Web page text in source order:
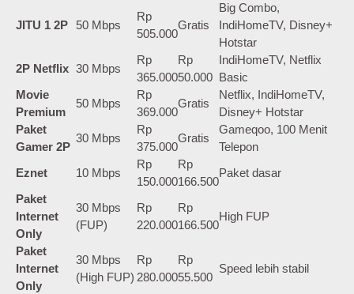
JITU 1 2P 50 Mbps
Rp
505.000
Gratis
Big Combo,
IndiHomeTV, Disney+
Hotstar
2P Netflix 30 Mbps
Rp
365.000
Rp
50.000
IndiHomeTV, Netflix
Basic
Movie
Premium
50 Mbps
Rp
369.000
Gratis
Netflix, IndiHomeTV,
Disney+ Hotstar
Paket
Gamer 2P
30 Mbps
Rp
375.000
Gratis
Gameqoo, 100 Menit
Telepon
Eznet
10 Mbps
Rp
150.000
Rp
166.500
Paket dasar
Paket
Internet
Only
30 Mbps
(FUP)
Rp
220.000
Rp
166.500
High FUP
Paket
Internet
Only
30 Mbps
(High FUP)
Rp
280.000
Rp
55.500
Speed lebih stabil